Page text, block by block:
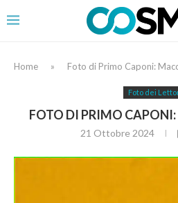
Home » Foto di Primo Caponi:
Foto dei
FOTO DI PRIMO
21 Ottobre 2024